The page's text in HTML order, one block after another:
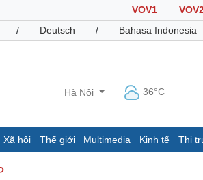
VOV1
/ Deutsch / Bahasa Indonesia
Hà Nội 36°C
Xã hội Thế giới Multimedia Kinh tế Thị